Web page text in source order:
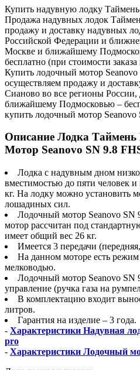
Купить надувную лодку
Продажа надувных лодок
продажу и доставку надувных
Российской Федерации и
Москве и ближайшему
бесплатно (при стоимости
Купить лодочный мотор
осуществляем продажу и
Сианово во все регионы России,
ближайшему Подмосковью –
купить лодочный мотор Seanovo
Описание Лодка
Мотор Seanovo SN 9.8
Лодка с надувным дном
вместимостью до пяти человек
кг. На лодку можно установить
лошадиных сил.
Лодочный мотор Seanovo SN
мотор рассчитан под
имеет общий вес 26 кг.
Имеется 3 передачи
На данном моторе есть
мелководью.
Лодочный мотор Seanovo SN
управление (ручка газа на
В комплектацию входит
литров.
Гарантия на изделие – 3 года.
- Характеристики Надувная
pro
- Характеристики Лодочный